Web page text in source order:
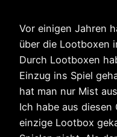
Vor einigen Jahren
über die Lootboxen
Durch Lootboxen
Einzug ins Spiel
hat man nur Mist
Ich habe aus diesen
einzige Lootbox